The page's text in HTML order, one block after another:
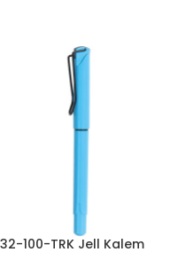
100-TRK Jell Kalem